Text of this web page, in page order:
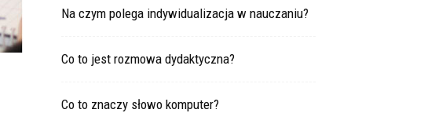
Na czym polega indywidualizacja w nauczaniu?
Co to jest rozmowa dydaktyczna?
Co to znaczy słowo komputer?